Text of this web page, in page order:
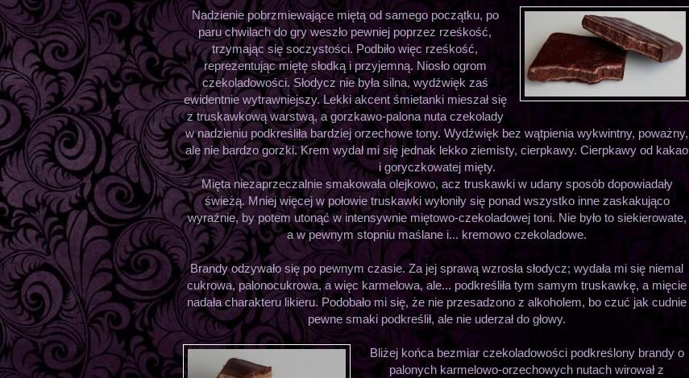
Nadzienie pobrzmiewające miętą od samego początku, po
paru chwilach do gry weszło pewniej poprzez rześkość,
trzymając się soczystości. Podbiło więc rześkość,
reprezentując miętę słodką i przyjemną. Niosło ogrom
czekoladowości. Słodycz nie była silna, wydźwięk zaś
ewidentnie wytrawniejszy. Lekki akcent śmietanki mieszał się
z truskawkową warstwą, a gorzkawo-palona nuta czekolady
w nadzieniu podkreśliła bardziej orzechowe tony. Wydźwięk bez wątpienia wykwintny, poważny,
ale nie bardzo gorzki. Krem wydał mi się jednak lekko ziemisty, cierpkawy. Cierpkawy od kakao
i goryczkowatej mięty.
Mięta niezaprzeczalnie smakowała olejkowo, acz truskawki w udany sposób dopowiadały
świeżą. Mniej więcej w połowie truskawki wyłoniły się ponad wszystko inne zaskakująco
wyraźnie, by potem utonąć w intensywnie miętowo-czekoladowej toni. Nie było to siekierowate,
a w pewnym stopniu maślane i... kremowo czekoladowe.
Brandy odzywało się po pewnym czasie. Za jej sprawą wzrosła słodycz; wydała mi się niemal
cukrowa, palonocukrowa, a więc karmelowa, ale... podkreśliła tym samym truskawkę, a mięcie
nadała charakteru likieru. Podobało mi się, że nie przesadzono z alkoholem, bo czuć jak cudnie
pewne smaki podkreślił, ale nie uderzał do głowy.
Bliżej końca bezmiar czekoladowości podkreślony brandy o
palonych karmelowo-orzechowych nutach wirował z